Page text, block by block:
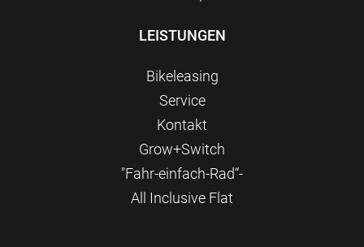
LEISTUNGEN
Bikeleasing
Service
Kontakt
Grow+Switch
"Fahr-einfach-Rad“-
All Inclusive Flat